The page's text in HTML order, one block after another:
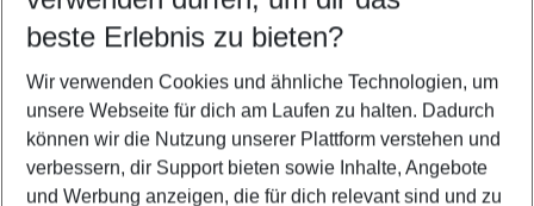
5-8 Nächte
2 Erwachsene Keine Kinder
Mehr Filter anzeigen
beste Erlebnis zu bieten?
Wir verwenden Cookies und ähnliche Technologien, um
unsere Webseite für dich am Laufen zu halten. Dadurch
können wir die Nutzung unserer Plattform verstehen und
verbessern, dir Support bieten sowie Inhalte, Angebote
und Werbung anzeigen, die für dich relevant sind und zu